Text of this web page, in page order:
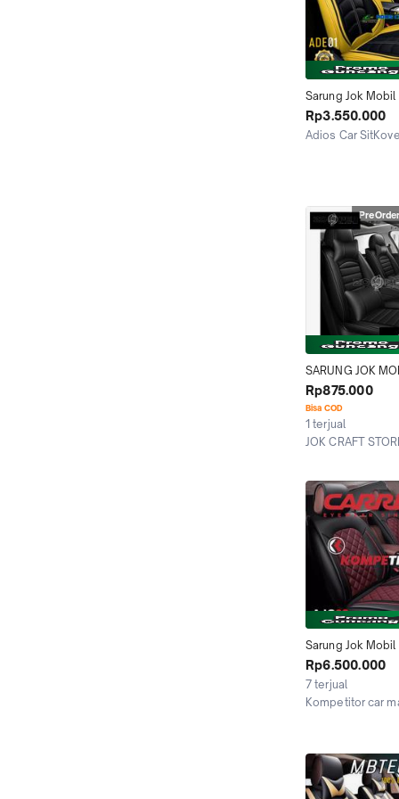
Sarung Jok Mobil
Innova Xpander
Outlander CRV
Reborn Accord
Rp3.550.000
Adios Car
PreOrder
SARUNG JOK
XPANDER
EXCED CROS
Rp875.000
Bisa COD
1 terjual
JOK CRAFT
Sarung Jok Mobil
Xpander Fortuner
Avanza Xenia
CRV Innova
Accord Mobilio
Rp6.500.000
7 terjual
Kompetitor car